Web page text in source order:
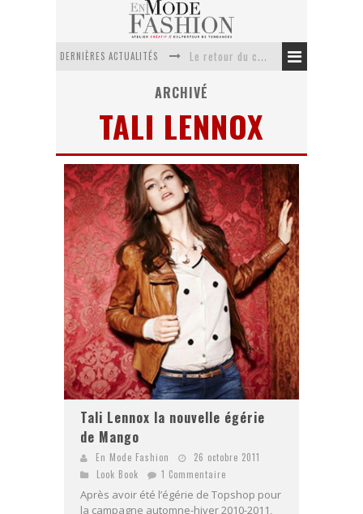
DERNIÈRES ACTUALITÉS
Le retour du cachemire version casual
La trousse de toilette : l’accessoire indispensable de voyage
Week-end spa en automne : quel maillot de bain choisir ?
Pourquoi le costume sur mesure à Paris est un incontournable de l’élégance contemporaine ?
Anti chute cheveux homme : quelles solutions pour renforcer sa chevelure ?
ARCHIVÉ
TALI LENNOX
Tali Lennox la nouvelle égérie
de Mango
En Mode Fashion
26 octobre 2011
Look Book
1 Commentaire
Après avoir été l’égérie de Topshop pour
la campagne automne-hiver 2010-2011,